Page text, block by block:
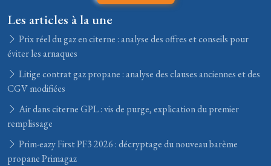
Les articles à la une
Prix réel du gaz en citerne : analyse des offres et conseils pour
éviter les arnaques
Litige contrat gaz propane : analyse des clauses anciennes et des
CGV modifiées
Air dans citerne GPL : vis de purge, explication du premier
remplissage
Prim-eazy First PF3 2026 : décryptage du nouveau barème
propane Primagaz